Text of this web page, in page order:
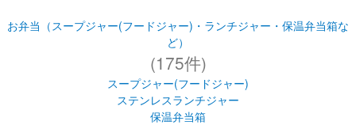
お弁当（スープジャー(フードジャー)・ランチジャー・保温弁当箱な
ど）
(175件)
スープジャー(フードジャー)
ステンレスランチジャー
保温弁当箱